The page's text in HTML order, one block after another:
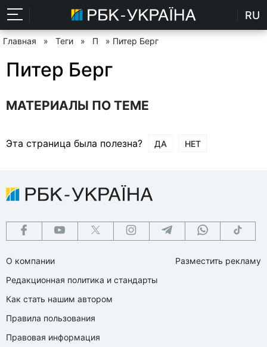
RU
Главная » Теги » П » Питер Берг
Питер Берг
МАТЕРИАЛЫ ПО ТЕМЕ
Эта страница была полезна? ДА НЕТ
О компании
Редакционная политика и стандарты
Как стать нашим автором
Правила пользования
Правовая информация
Разместить рекламу